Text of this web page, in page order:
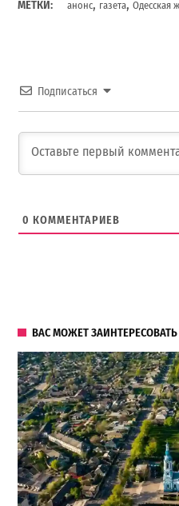
МЕТКИ: анонс, газета,Одесская
Подписаться
0 КОММЕНТАРИЕВ
ВАС МОЖЕТ ЗАИНТЕРЕСОВАТЬ